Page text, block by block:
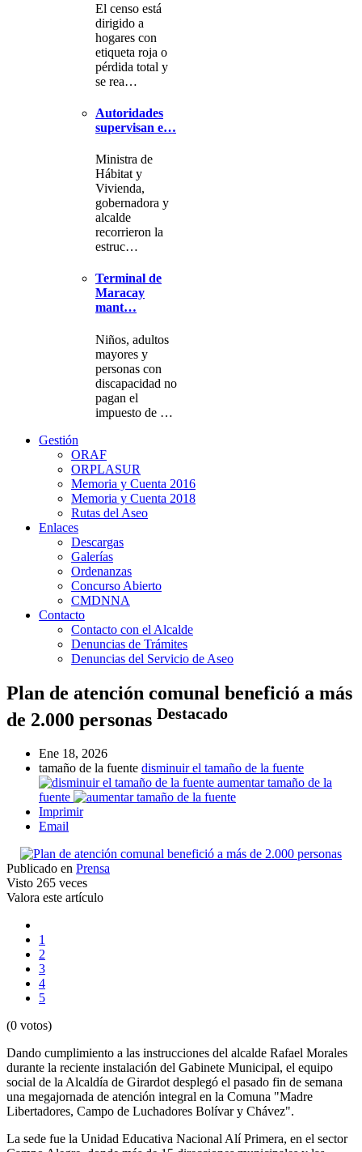
El censo está
dirigido a
hogares con
etiqueta roja o
pérdida total y
se rea…
Autoridades
supervisan e…
Ministra de
Hábitat y
Vivienda,
gobernadora y
alcalde
recorrieron la
estruc…
Terminal de
Maracay
mant…
Niños, adultos
mayores y
personas con
discapacidad no
pagan el
impuesto de …
Gestión
ORAF
ORPLASUR
Memoria y Cuenta 2016
Memoria y Cuenta 2018
Rutas del Aseo
Enlaces
Descargas
Galerías
Ordenanzas
Concurso Abierto
CMDNNA
Contacto
Contacto con el Alcalde
Denuncias de Trámites
Denuncias del Servicio de Aseo
Plan de atención comunal benefició a más
de 2.000 personas Destacado
Ene 18, 2026
tamaño de la fuente disminuir el tamaño de la fuente
aumentar tamaño de la
fuente
Imprimir
Email
Publicado en Prensa
Visto 265 veces
Valora este artículo
1
2
3
4
5
(0 votos)
Dando cumplimiento a las instrucciones del alcalde Rafael Morales
durante la reciente instalación del Gabinete Municipal, el equipo
social de la Alcaldía de Girardot desplegó el pasado fin de semana
una megajornada de atención integral en la Comuna "Madre
Libertadores, Campo de Luchadores Bolívar y Chávez".
La sede fue la Unidad Educativa Nacional Alí Primera, en el sector